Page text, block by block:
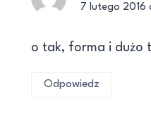
7 lutego 2016
o tak, forma i dużo
Odpowiedz